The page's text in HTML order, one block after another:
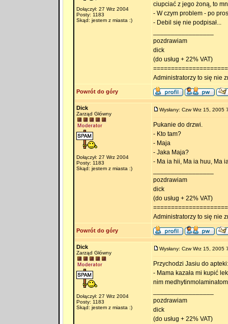
Dołączył: 27 Wrz 2004
Posty: 1183
Skąd: jestem z miasta :)
ciupciać z jego żoną, to
- W czym problem - po
- Debil się nie podpisał...
pozdrawiam
dick
(do usług + 22% VAT)
Administratorzy to się nie
Powrót do góry
Dick
Zarząd Główny
Dołączył: 27 Wrz 2004
Posty: 1183
Skąd: jestem z miasta :)
Wysłany: Czw Wrz 15, 2005
Pukanie do drzwi.
- Kto tam?
- Maja
- Jaka Maja?
- Ma ia hii, Ma ia huu, Ma
pozdrawiam
dick
(do usług + 22% VAT)
Administratorzy to się nie
Powrót do góry
Dick
Zarząd Główny
Dołączył: 27 Wrz 2004
Posty: 1183
Skąd: jestem z miasta :)
Wysłany: Czw Wrz 15, 2005
Przychodzi Jasiu do apteki:
- Mama kazała mi kupić
nim
pozdrawiam
dick
(do usług + 22% VAT)